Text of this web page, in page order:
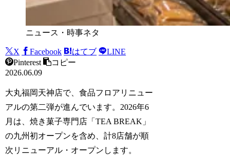
ニュース・時事ネタ
X Facebook はてブ
LINE
Pinterest
コピー
2026.06.09
大丸福岡天神店で、食品フロアリニュー
アルの第二弾が進んでいます。2026年6
月は、焼き菓子専門店「TEA BREAK」
の九州初オープンを含め、計8店舗が順
次リニューアル・オープンします。